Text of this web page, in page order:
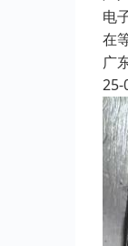
电
在
广
25-